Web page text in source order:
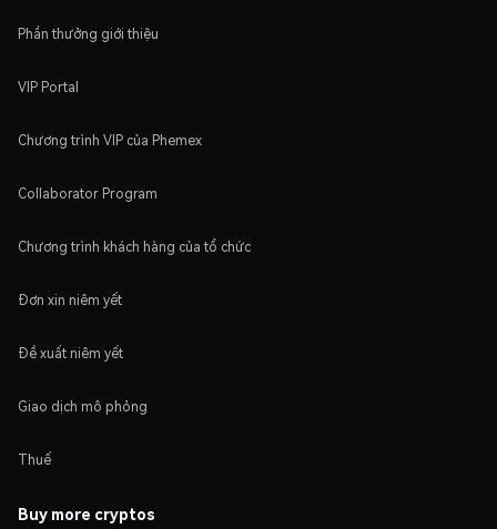
Phần thưởng giới thiệu
VIP Portal
Chương trình VIP của Phemex
Collaborator Program
Chương trình khách hàng của tổ chức
Đơn xin niêm yết
Đề xuất niêm yết
Giao dịch mô phỏng
Thuế
Buy more cryptos